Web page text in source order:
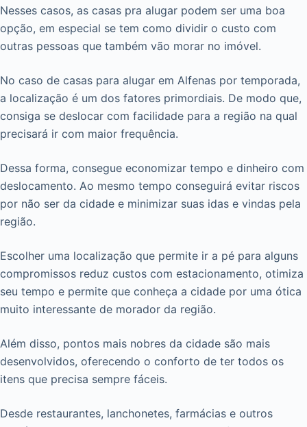
Nesses casos, as casas pra alugar podem ser uma boa
opção, em especial se tem como dividir o custo com
outras pessoas que também vão morar no imóvel.
No caso de casas para alugar em Alfenas por temporada,
a localização é um dos fatores primordiais. De modo que,
consiga se deslocar com facilidade para a região na qual
precisará ir com maior frequência.
Dessa forma, consegue economizar tempo e dinheiro com
deslocamento. Ao mesmo tempo conseguirá evitar riscos
por não ser da cidade e minimizar suas idas e vindas pela
região.
Escolher uma localização que permite ir a pé para alguns
compromissos reduz custos com estacionamento, otimiza
seu tempo e permite que conheça a cidade por uma ótica
muito interessante de morador da região.
Além disso, pontos mais nobres da cidade são mais
desenvolvidos, oferecendo o conforto de ter todos os
itens que precisa sempre fáceis.
Desde restaurantes, lanchonetes, farmácias e outros